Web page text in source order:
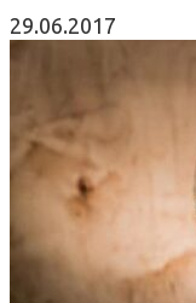
29.06.2017